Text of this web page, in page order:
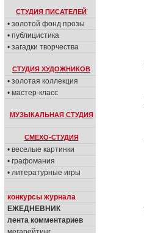
СТУДИЯ ПИСАТЕЛЕЙ
• золотой фонд прозы
• публицистика
• загадки творчества
СТУДИЯ ХУДОЖНИКОВ
• золотая коллекция
• мастер-класс
МУЗЫКАЛЬНАЯ СТУДИЯ
СМЕХО-СТУДИЯ
• веселые картинки
• графомания
• литературные игры
конкурсы журнала
ЕЖЕДНЕВНИК
лента комментариев